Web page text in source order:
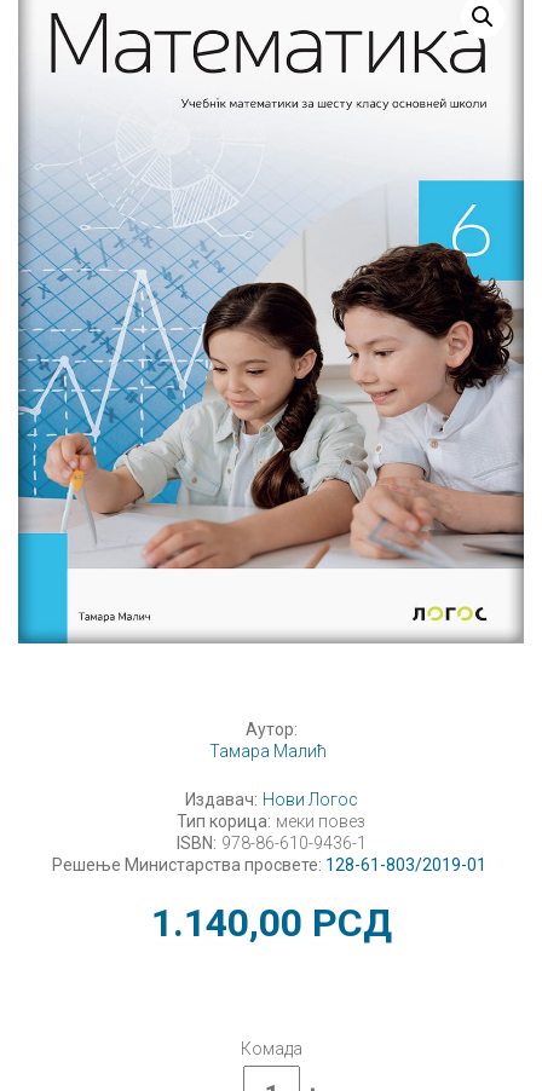
Аутор:
Тамара Малић
Издавач: Нови Логос
Тип корица: меки повез
ISBN: 978-86-610-9436-1
Решење Министарства просвете: 128-61-803/2019-01
1.140,00 РСД
Комада